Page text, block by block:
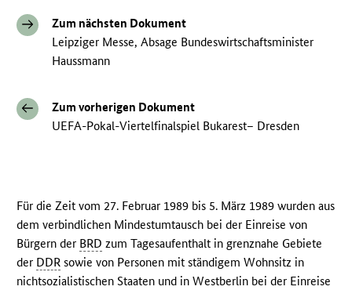
Zum nächsten Dokument
Leipziger Messe, Absage Bundeswirtschaftsminister
Haussmann
Zum vorherigen Dokument
UEFA-Pokal-Viertelfinalspiel Bukarest– Dresden
Für die Zeit vom 27. Februar 1989 bis 5. März 1989 wurden aus
dem verbindlichen Mindestumtausch bei der Einreise von
Bürgern der BRD zum Tagesaufenthalt in grenznahe Gebiete
der DDR sowie von Personen mit ständigem Wohnsitz in
nichtsozialistischen Staaten und in Westberlin bei der Einreise